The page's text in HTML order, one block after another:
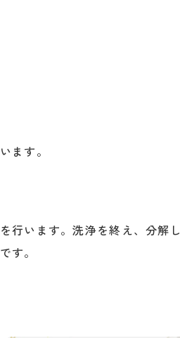
ます。
行います。洗浄を終え、分解し
す。